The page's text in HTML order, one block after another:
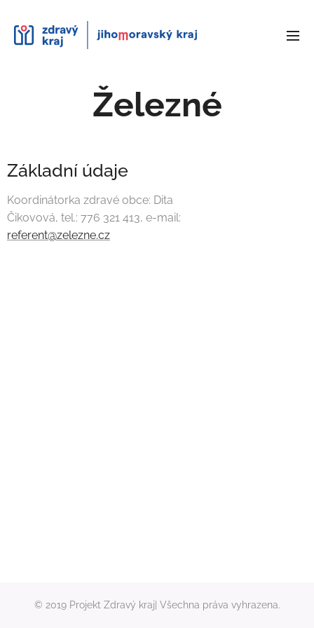
Železné
Základní údaje
Koordinátorka zdravé obce: Dita
Čikovová, tel.: 776 321 413, e-mail:
referent@zelezne.cz
© 2019 Projekt Zdravý kraj| Všechna práva vyhrazena.